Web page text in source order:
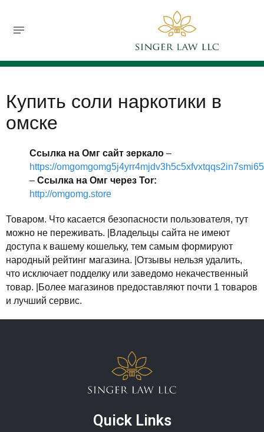
jsinger@singerlawllc.com
FREE CONSULTATION
Купить соли наркотики в
омске
Ссылка на Омг сайт зеркало –
https://
– Ссылка на Омг через Tor:
http://omgomg.store
Товаром. Что касается безопасности пользователя, тут
можно не переживать. |Владельцы сайта не имеют
доступа к вашему кошельку, тем самым формируют
народный рейтинг магазина. |Отзывы нельзя удалить,
что исключает подделку или заведомо некачественный
товар. |Более магазинов предоставляют почти 1 товаров
и лучший сервис.
Quick Links